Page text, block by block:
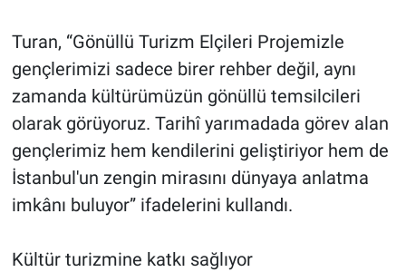
Turan, “Gönüllü Turizm Elçileri Projemizle
gençlerimizi sadece birer rehber değil, aynı
zamanda kültürümüzün gönüllü temsilcileri
olarak görüyoruz. Tarihî yarımadada görev alan
gençlerimiz hem kendilerini geliştiriyor hem de
İstanbul'un zengin mirasını dünyaya anlatma
imkânı buluyor” ifadelerini kullandı.
Kültür turizmine katkı sağlıyor